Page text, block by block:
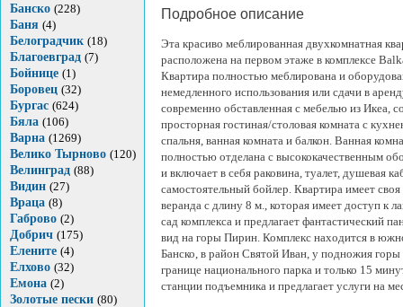
Банско (228)
Баня (4)
Белоградчик (18)
Благоевград (7)
Бойнице (1)
Боровец (32)
Бургас (624)
Бяла (106)
Варна (1269)
Велико Тырново (120)
Велинград (88)
Видин (27)
Враца (8)
Габрово (2)
Добрич (175)
Елените (4)
Елхово (32)
Емона (2)
Золотые пески (80)
Подробное описание
Эта красиво меблированная двухкомнатная
расположена на первом этаже в комплексе
Квартира полностью меблирована и
немедленного использования или сдачи в
современно обставленная с мебелью из Икеа,
просторная гостиная/столовая комната с
спальня, ванная комната и балкон. Ванная
полностью отделана с высококачественным
и включает в себя раковина, туалет, душевая
самостоятельный бойлер. Квартира имеет своя
веранда с длину 8 м., которая имеет доступ к
сад комплекса и предлагает фантастический
вид на горы Пирин. Комплекс находится в
Банско, в район Святой Иван, у подножия
границе национального парка и только 15
станции подъемника и предлагает услуги на